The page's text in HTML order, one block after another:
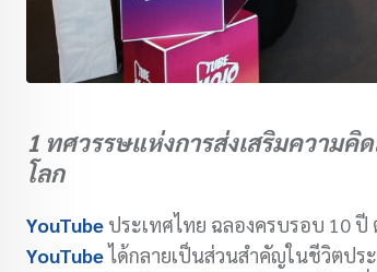
1 ทศวรรษแห่งการส่งเสริมความ
โลก
YouTube ประเทศไทย ฉลองครบรอบ 10
YouTubeได้กลายเป็นส่วนสำคัญในชีวิตปร